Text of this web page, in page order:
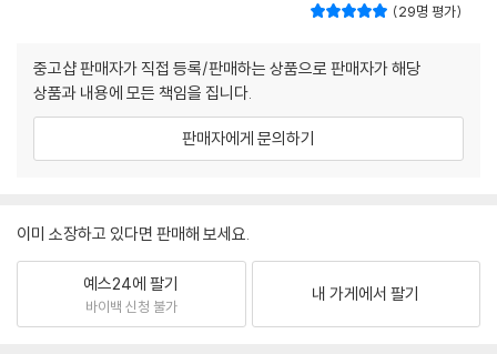
29명 평가
중고샵 판매자가 직접 등록/판매하는 상품으로 판매자가 해당
상품과 내용에 모든 책임을 집니다.
판매자에게 문의하기
이미 소장하고 있다면 판매해 보세요.
예스24에 팔기
바이백 신청 불가
내 가게에서 팔기